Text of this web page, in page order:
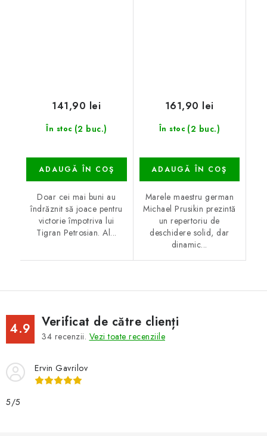
În stoc (2 buc.)
141,90 lei
ADAUGĂ ÎN COŞ
Doar cei mai buni au
îndrăznit să joace pentru
victorie împotriva lui
Tigran Petrosian. Al...
În stoc (2 buc.)
161,90 lei
ADAUGĂ ÎN COŞ
Marele maestru german
Michael Prusikin prezintă
un repertoriu de
deschidere solid, dar
dinamic...
4.9 Verificat de către clienți
34 recenzii. Vezi toate recenziile
Ervin Gavrilov
5/5